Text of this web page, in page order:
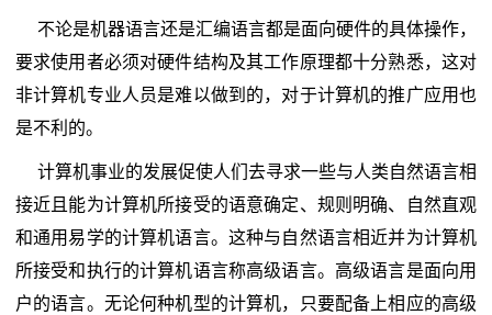
不论是机器语言还是汇编语言都是面向硬件的具体操作，
要求使用者必须对硬件结构及其工作原理都十分熟悉，这对
非计算机专业人员是难以做到的，对于计算机的推广应用也
是不利的。
计算机事业的发展促使人们去寻求一些与人类自然语言相
接近且能为计算机所接受的语意确定、规则明确、自然直观
和通用易学的计算机语言。这种与自然语言相近并为计算机
所接受和执行的计算机语言称高级语言。高级语言是面向用
户的语言。无论何种机型的计算机，只要配备上相应的高级